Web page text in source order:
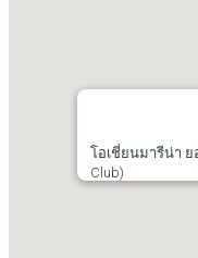
โอเชี่ยนมารีน่า ย
Club)